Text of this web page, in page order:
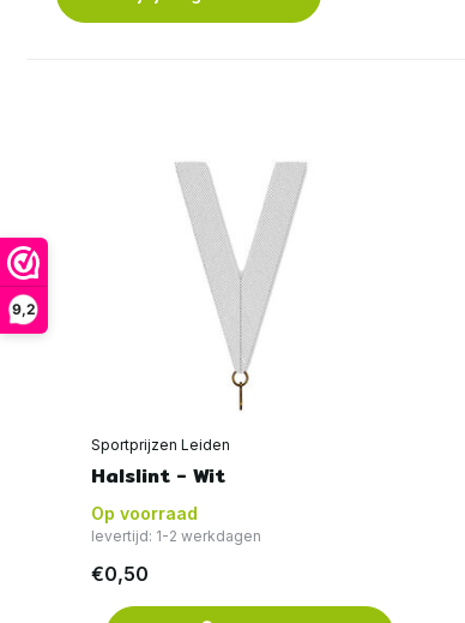
9,2
Sportprijzen Leiden
Halslint - Wit
Op voorraad
levertijd: 1-2 werkdagen
€0,50